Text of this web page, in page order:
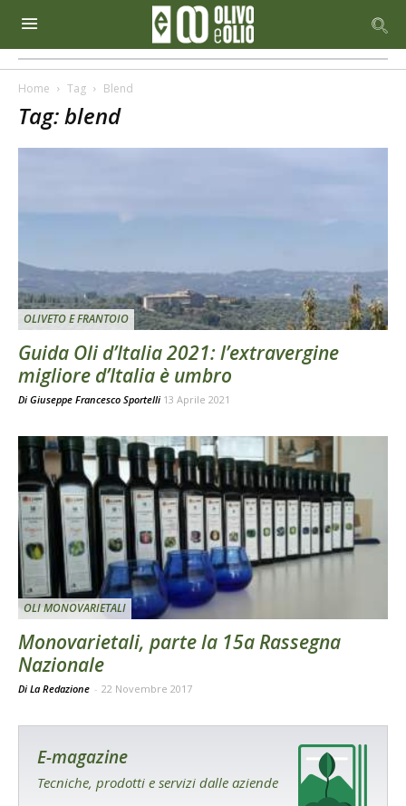
Home Tag Blend
Tag: blend
OLIVETO E FRANTOIO
Guida Oli d’Italia 2021: l’extravergine
migliore d’Italia è umbro
Di Giuseppe Francesco Sportelli 13 Aprile 2021
OLI MONOVARIETALI
Monovarietali, parte la 15a Rassegna
Nazionale
Di La Redazione - 22 Novembre 2017
E-magazine
Tecniche, prodotti e servizi dalle aziende